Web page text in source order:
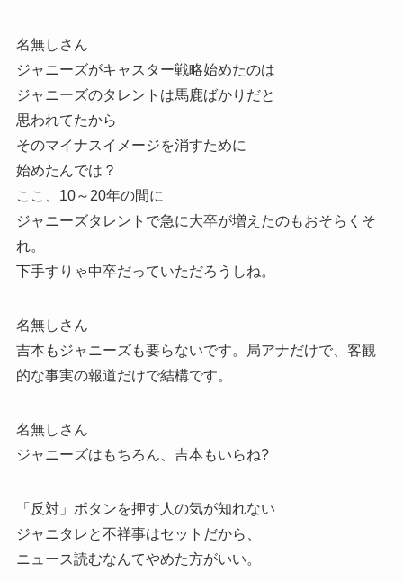
名無しさん
ジャニーズがキャスター戦略始めたのは
ジャニーズのタレントは馬鹿ばかりだと
思われてたから
そのマイナスイメージを消すために
始めたんでは？
ここ、10～20年の間に
ジャニーズタレントで急に大卒が増えたのもおそらくそ
れ。
下手すりゃ中卒だっていただろうしね。
名無しさん
吉本もジャニーズも要らないです。局アナだけで、客観
的な事実の報道だけで結構です。
名無しさん
ジャニーズはもちろん、吉本もいらね?
「反対」ボタンを押す人の気が知れない
ジャニタレと不祥事はセットだから、
ニュース読むなんてやめた方がいい。